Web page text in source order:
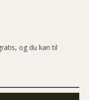
og du kan til